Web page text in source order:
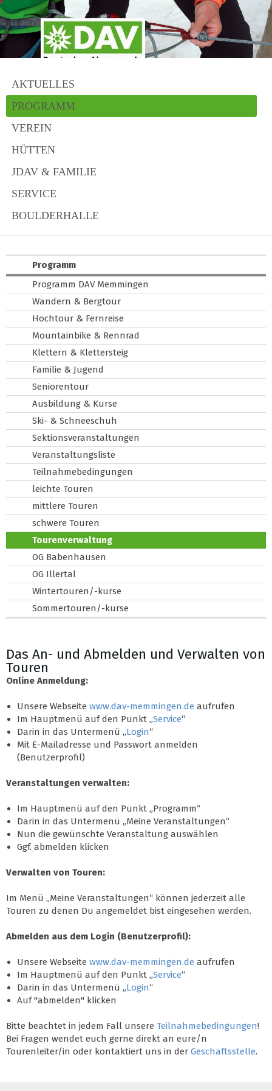
AKTUELLES
PROGRAMM
VEREIN
HÜTTEN
JDAV & FAMILIE
SERVICE
BOULDERHALLE
Programm
Programm DAV Memmingen
Wandern & Bergtour
Hochtour & Fernreise
Mountainbike & Rennrad
Klettern & Klettersteig
Familie & Jugend
Seniorentour
Ausbildung & Kurse
Ski- & Schneeschuh
Sektionsveranstaltungen
Veranstaltungsliste
Teilnahmebedingungen
leichte Touren
mittlere Touren
schwere Touren
Tourenverwaltung
OG Babenhausen
OG Illertal
Wintertouren/-kurse
Sommertouren/-kurse
Das An- und Abmelden und Verwalten von
Touren
Online Anmeldung:
Unsere Webseite www.dav-memmingen.de aufrufen
Im Hauptmenü auf den Punkt „Service“
Darin in das Untermenü „Login“
Mit E-Mailadresse und Passwort anmelden
(Benutzerprofil)
Veranstaltungen verwalten:
Im Hauptmenü auf den Punkt „Programm“
Darin in das Untermenü „Meine Veranstaltungen“
Nun die gewünschte Veranstaltung auswählen
Ggf. abmelden klicken
Verwalten von Touren:
Im Menü „Meine Veranstaltungen“ können jederzeit alle
Touren zu denen Du angemeldet bist eingesehen werden.
Abmelden aus dem Login (Benutzerprofil):
Unsere Webseite www.dav-memmingen.de aufrufen
Im Hauptmenü auf den Punkt „Service“
Darin in das Untermenü „Login“
Auf "abmelden" klicken
Bitte beachtet in jedem Fall unsere Teilnahmebedingungen!
Bei Fragen wendet euch gerne direkt an eure/n
Tourenleiter/in oder kontaktiert uns in der Geschäftsstelle.